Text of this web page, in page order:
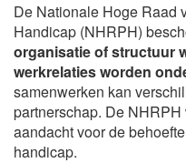
De Nationale Hoge Raad
Handicap (NHRPH)
organisatie of structuur
werkrelaties worden
samenwerken kan
partnerschap. De
aandacht voor de
handicap.